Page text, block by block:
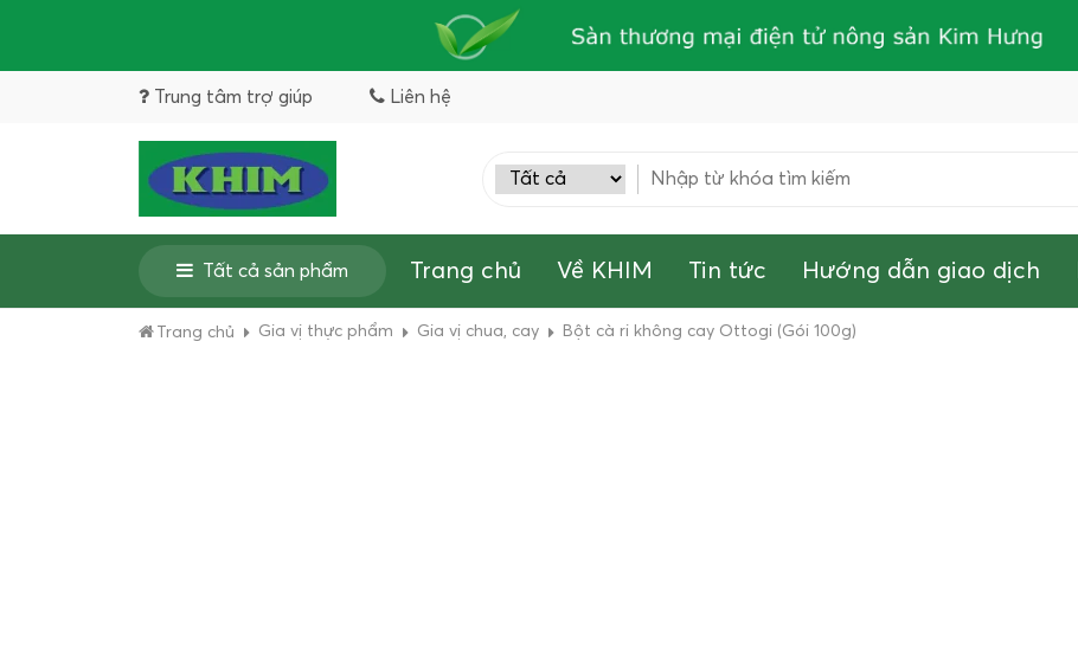
Trung tâm trợ giúp Liên hệ
Tất cả sản phẩm Trang chủ Về KHIM Tin tức Hướng dẫn giao dịch
Trang chủ Gia vị thực phẩm Gia vị chua, cay Bột cà ri không cay Ottogi (Gói 100g)